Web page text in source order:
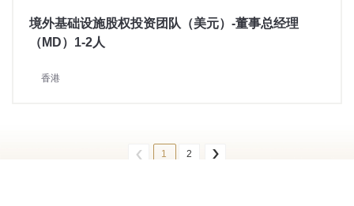
境外基础设施股权投资团队（美元）-董事总经理
（MD）1-2人
香港
1 2